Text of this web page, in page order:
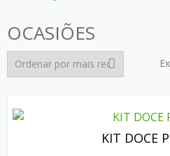
OCASIÕES
KIT DOCE